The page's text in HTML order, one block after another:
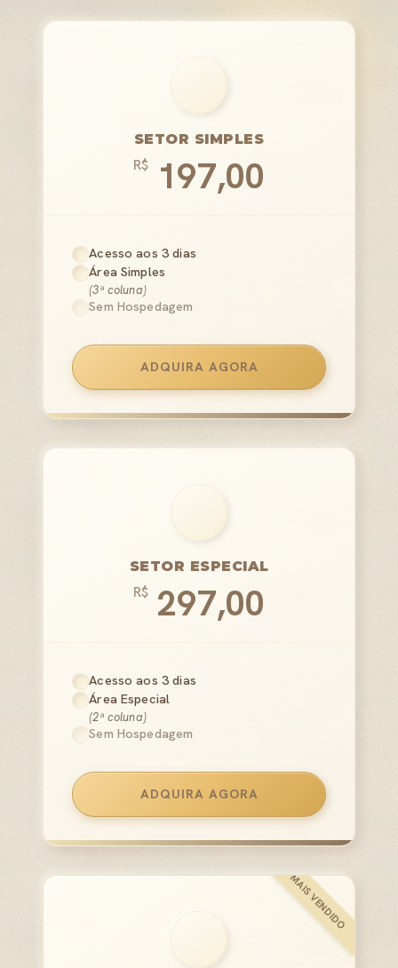
SETOR SIMPLES
R$ 197,00
Acesso aos 3 dias
Área Simples
(3ª coluna)
Sem Hospedagem
ADQUIRA AGORA
SETOR ESPECIAL
R$ 297,00
Acesso aos 3 dias
Área Especial
(2ª coluna)
Sem Hospedagem
ADQUIRA AGORA